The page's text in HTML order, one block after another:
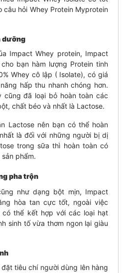
câu hỏi Whey Protein Myprotein
dưỡng
Impact Whey protein, Impact
bạn hàm lượng Protein tinh
Whey cô lập ( Isolate), có giá
hấp thu nhanh chóng hơn.
cũng đã loại bỏ hoàn toàn các
chất béo và nhất là Lactose.
Lactose nên bạn có thể hoàn
là đối với những người bị dị
trong sữa thì hoàn toàn có
phẩm.
pha trộn
như dạng bột mịn, Impact
hòa tan cực tốt, ngoài việc
có thể kết hợp với các loại hạt
sinh tố vừa thơm ngon lại giàu
tiêu chí người dùng lên hàng